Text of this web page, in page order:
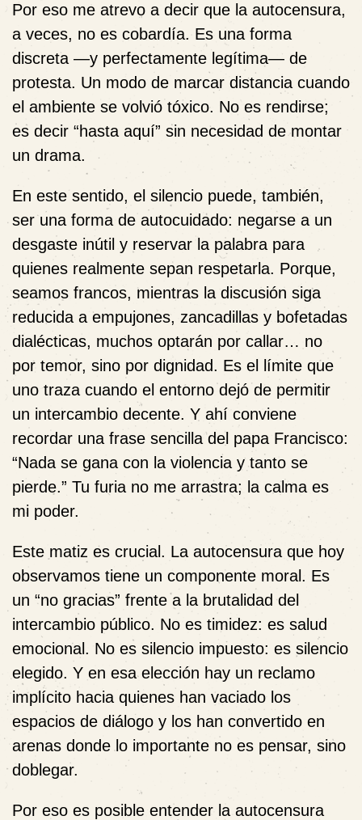
Por eso me atrevo a decir que la autocensura,
a veces, no es cobardía. Es una forma
discreta —y perfectamente legítima— de
protesta. Un modo de marcar distancia cuando
el ambiente se volvió tóxico. No es rendirse;
es decir “hasta aquí” sin necesidad de montar
un drama.
En este sentido, el silencio puede, también,
ser una forma de autocuidado: negarse a un
desgaste inútil y reservar la palabra para
quienes realmente sepan respetarla. Porque,
seamos francos, mientras la discusión siga
reducida a empujones, zancadillas y bofetadas
dialécticas, muchos optarán por callar… no
por temor, sino por dignidad. Es el límite que
uno traza cuando el entorno dejó de permitir
un intercambio decente. Y ahí conviene
recordar una frase sencilla del papa Francisco:
“Nada se gana con la violencia y tanto se
pierde.” Tu furia no me arrastra; la calma es
mi poder.
Este matiz es crucial. La autocensura que hoy
observamos tiene un componente moral. Es
un “no gracias” frente a la brutalidad del
intercambio público. No es timidez: es salud
emocional. No es silencio impuesto: es silencio
elegido. Y en esa elección hay un reclamo
implícito hacia quienes han vaciado los
espacios de diálogo y los han convertido en
arenas donde lo importante no es pensar, sino
doblegar.
Por eso es posible entender la autocensura